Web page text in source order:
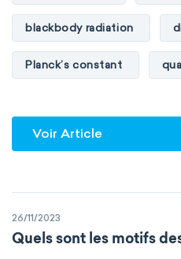
blackbody radiation
Planck’s constant
Voir Article
26/11/2023
Quels sont les motifs